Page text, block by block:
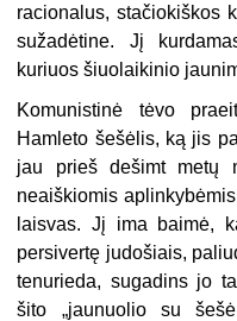
racionalus, stačiokiškos
sužadėtine. Jį
kuriuos šiuolaikinio
Komunistinė tėvo
Hamleto šešėlis, ką jis
jau prieš dešimt metų
neaiškiomis
laisvas. Jį ima baimė,
persivertę judošiais,
tenurieda, sugadins jo
šito „jaunuolio su